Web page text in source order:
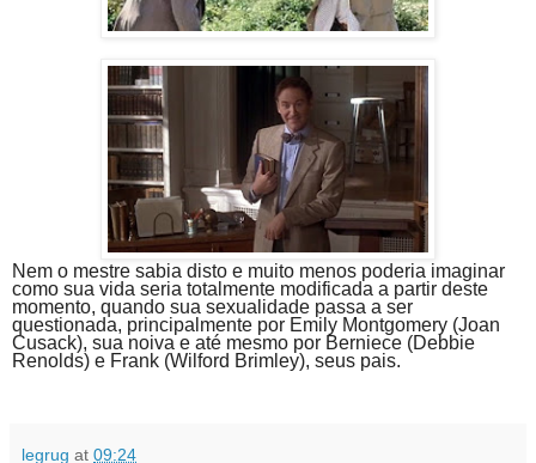
Nem o mestre sabia disto e muito menos poderia imaginar
como sua vida seria totalmente modificada a partir deste
momento, quando sua sexualidade passa a ser
questionada, principalmente por Emily Montgomery (Joan
Cusack), sua noiva e até mesmo por Berniece (Debbie
Renolds) e Frank (Wilford Brimley), seus pais.
legrug at 09:24